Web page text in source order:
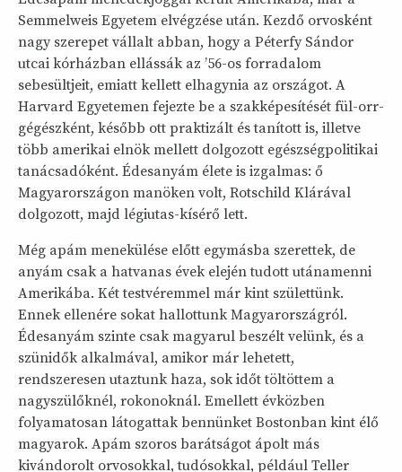
Semmelweis Egyetem elvégzése után. Kezdő orvosként
nagy szerepet vállalt abban, hogy a Péterfy Sándor
utcai kórházban ellássák az ’56-os forradalom
sebesültjeit, emiatt kellett elhagynia az országot. A
Harvard Egyetemen fejezte be a szakképesítését fül-orr-
gégészként, később ott praktizált és tanított is, illetve
több amerikai elnök mellett dolgozott egészségpolitikai
tanácsadóként. Édesanyám élete is izgalmas: ő
Magyarországon manöken volt, Rotschild Klárával
dolgozott, majd légiutas-kísérő lett.
Még apám menekülése előtt egymásba szerettek, de
anyám csak a hatvanas évek elején tudott utánamenni
Amerikába. Két testvéremmel már kint születtünk.
Ennek ellenére sokat hallottunk Magyarországról.
Édesanyám szinte csak magyarul beszélt velünk, és a
szünidők alkalmával, amikor már lehetett,
rendszeresen utaztunk haza, sok időt töltöttem a
nagyszülőknél, rokonoknál. Emellett évközben
folyamatosan látogattak bennünket Bostonban kint élő
magyarok. Apám szoros barátságot ápolt más
kivándorolt orvosokkal, tudósokkal, például Teller